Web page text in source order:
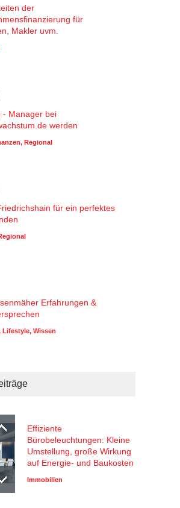
der
für
Makler uvm.
- Manager bei
werden
, Regional
für ein perfektes
Erfahrungen &
Lifestyle, Wissen
Effiziente
Bürobeleuchtungen: Kleine
Umstellung, große Wirkung
auf Energie- und Baukosten
Immobilien